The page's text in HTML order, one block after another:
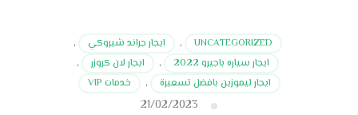
UNCATEGORIZED
, ايجار جراند شيروكي
,
ايجار سياره باجيرو 2022
, ايجار لان كروزر
,
ايجار ليموزين بافضل تسعيرة
, خدمات VIP
21/02/2023